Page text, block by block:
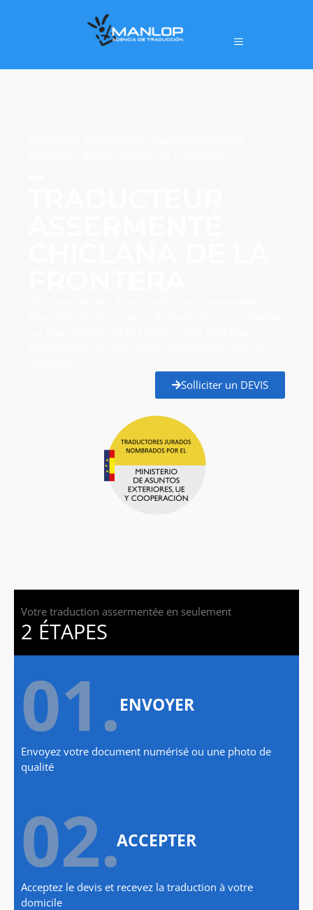
Solliciter un DEVIS
Votre traduction assermentée en seulement
2 ÉTAPES
01.ENVOYER
Envoyez votre document numérisé ou une photo de
qualité
02.ACCEPTER
Acceptez le devis et recevez la traduction à votre
domicile